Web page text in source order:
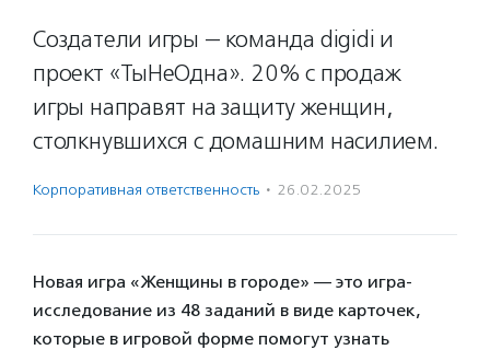
Создатели игры — команда digidi и
проект «ТыНеОдна». 20% с продаж
игры направят на защиту женщин,
столкнувшихся с домашним насилием.
Корпоративная ответственность · 26.02.2025
Новая игра «Женщины в городе» — это игра-
исследование из 48 заданий в виде карточек,
которые в игровой форме помогут узнать